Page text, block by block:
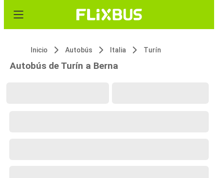
Inicio Autobús Italia Turín
Autobús de Turín a Berna